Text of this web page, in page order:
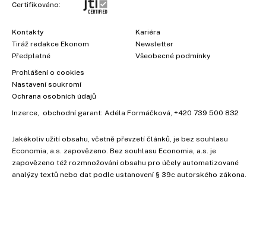
Certifikováno:
Kontakty
Tiráž redakce Ekonom
Předplatné
Kariéra
Newsletter
Všeobecné podmínky
Prohlášení o cookies
Nastavení soukromí
Ochrana osobních údajů
Inzerce , obchodní garant: Adéla Formáčková +420 739 500 832
Jakékoliv užití obsahu, včetně převzetí článků, je bez souhlasu
Economia, a.s. zapovězeno. Bez souhlasu Economia, a.s. je
zapovězeno též rozmnožování obsahu pro účely automatizované
analýzy textů nebo dat podle ustanovení § 39c autorského zákona.